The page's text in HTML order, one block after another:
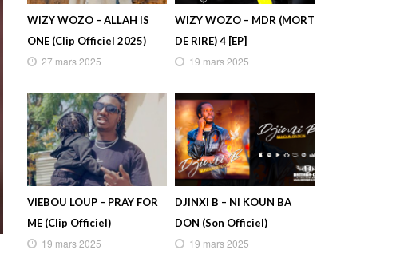
WIZY WOZO – ALLAH IS
ONE (Clip Officiel 2025)
27 mars 2025
WIZY WOZO – MDR (MORT
DE RIRE) 4 [EP]
19 mars 2025
VIEBOU LOUP – PRAY FOR
ME (Clip Officiel)
19 mars 2025
DJINXI B – NI KOUN BA
DON (Son Officiel)
19 mars 2025